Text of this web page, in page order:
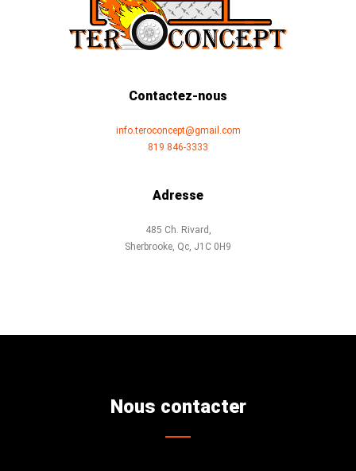
Contactez-nous
info.teroconcept@gmail.com
819 846-3333
Adresse
485 Ch. Rivard,
Sherbrooke, Qc, J1C 0H9
Nous contacter